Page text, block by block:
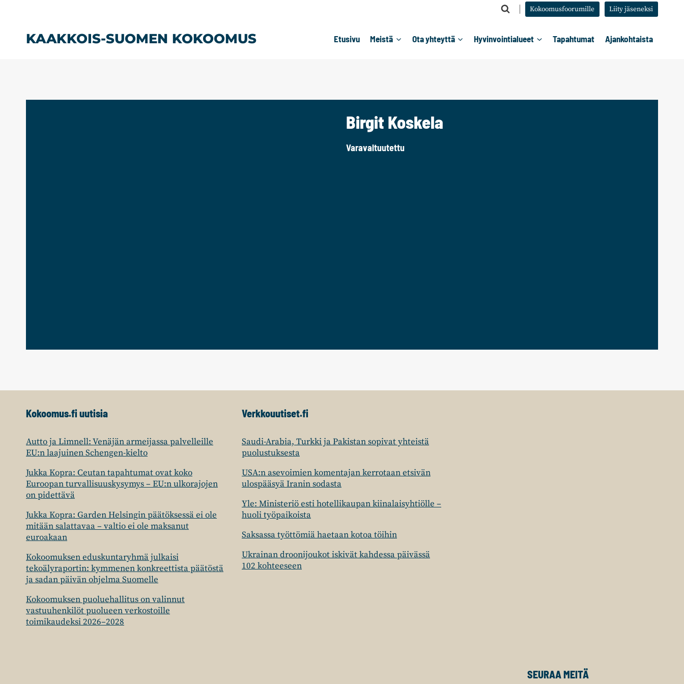
Kokoomusfoorumille Liity jäseneksi
KAAKKOIS-SUOMEN KOKOOMUS Etusivu Meistä Ota yhteyttä Hyvinvointialueet Tapahtumat Ajankohtaista
Birgit Koskela
Varavaltuutettu
Kokoomus.fi uutisia
Autto ja Limnell: Venäjän armeijassa palvelleille
EU:n laajuinen Schengen-kielto
Jukka Kopra: Ceutan tapahtumat ovat koko
Euroopan turvallisuuskysymys – EU:n ulkorajojen
on pidettävä
Jukka Kopra: Garden Helsingin päätöksessä ei ole
mitään salattavaa – valtio ei ole maksanut
euroakaan
Kokoomuksen eduskuntaryhmä julkaisi
tekoälyraportin: kymmenen konkreettista päätöstä
ja sadan päivän ohjelma Suomelle
Kokoomuksen puoluehallitus on valinnut
vastuuhenkilöt puolueen verkostoille
toimikaudeksi 2026–2028
Verkkouutiset.fi
Saudi-Arabia, Turkki ja Pakistan sopivat yhteistä
puolustuksesta
USA:n asevoimien komentajan kerrotaan etsivän
ulospääsyä Iranin sodasta
Yle: Ministeriö esti hotellikaupan kiinalaisyhtiölle –
huoli työpaikoista
Saksassa työttömiä haetaan kotoa töihin
Ukrainan droonijoukot iskivät kahdessa päivässä
102 kohteeseen
SEURAA MEITÄ